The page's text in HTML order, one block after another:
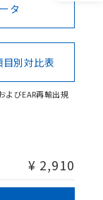
タ
別対比表
よびEAR再輸出規
¥ 2,910